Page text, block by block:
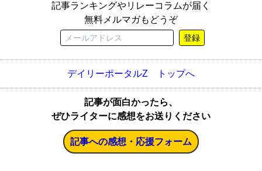
記事ランキングやリレーコラムが届く
無料メルマガもどうぞ
登録
デイリーポータルZ トップへ
記事が面白かったら、
ぜひライターに感想をお送りください
記事への感想・応援フォーム